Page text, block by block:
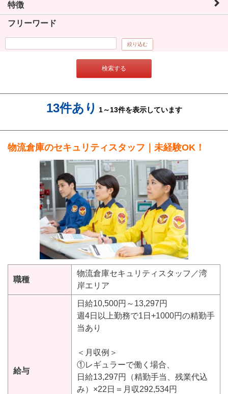
特徴
フリーワード
絞り込む
検索する
13件あり 1～13件を表示しています
物流倉庫のセキュリティスタッフ｜未経験OK！
職種
物流倉庫セキュリティスタッフ／湾
岸エリア
給与
日給10,500円～13,297円
週4日以上勤務で1日+1000円の精勤手
当あり
＜月収例＞
①レギュラーで働く場合、
日給13,297円（精勤手当、残業代込
み）×22日＝月収292,534円